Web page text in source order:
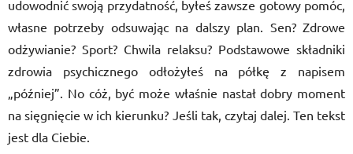
udowodnić swoją przydatność, byłeś zawsze gotowy pomóc,
własne potrzeby odsuwając na dalszy plan. Sen? Zdrowe
odżywianie? Sport? Chwila relaksu? Podstawowe składniki
zdrowia psychicznego odłożyłeś na półkę z napisem
„później”. No cóż, być może właśnie nastał dobry moment
na sięgnięcie w ich kierunku? Jeśli tak, czytaj dalej. Ten tekst
jest dla Ciebie.